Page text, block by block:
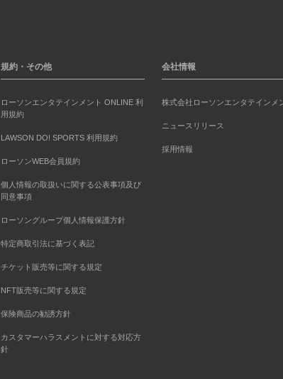
規約・その他
ローソンエンタテインメント ONLINE 利
用規約
LAWSON DO! SPORTS 利用規約
ローソンWEB会員規約
個人情報の取扱いに関する公表事項及び
同意事項
ローソングループ個人情報保護方針
特定商取引法に基づく表記
チケット販売等に関する規定
NFT販売等に関する規定
保険商品の勧誘方針
カスタマーハラスメントに対する対応方
針
会社情報
株式会社ローソンエンタテインメ
ニュースリリース
採用情報